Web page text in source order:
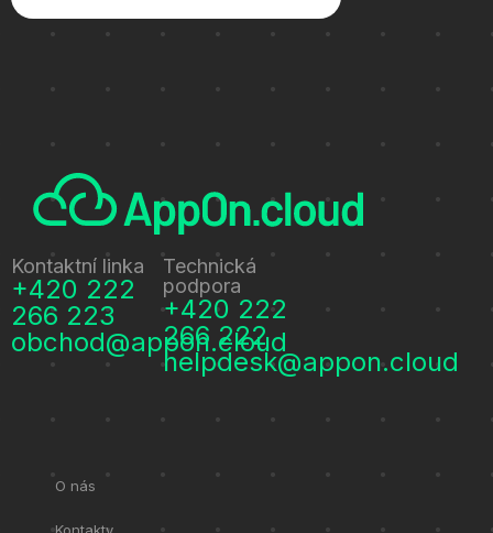
Kontaktní linka
+420 222
266 223
obchod@appon.cloud
Technická
podpora
+420 222
266 222
helpdesk@appon.cloud
O nás